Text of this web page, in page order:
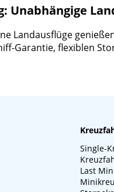
Unabhängige
Landausflüge
Garantie, flexiblen
Single-
Last